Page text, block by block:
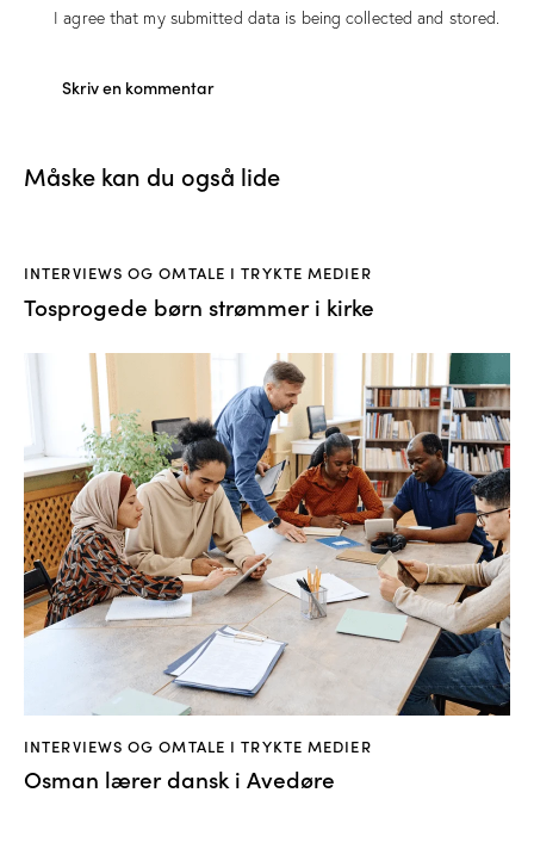
I agree that my submitted data is beingcollected and stored.
Måske kan du også lide
INTERVIEWS OG OMTALE I TRYKTE MEDIER
Tosprogede børn strømmer i kirke
INTERVIEWS OG OMTALE I TRYKTE MEDIER
Osman lærer dansk i Avedøre